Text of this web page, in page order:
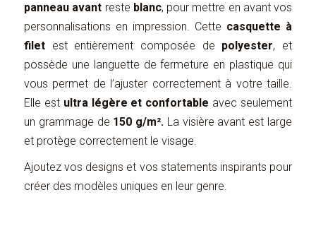
panneau avant reste blanc, pour mettre en avant vos
personnalisations en impression. Cette casquette à
filet est entièrement composée de polyester, et
possède une languette de fermeture en plastique qui
vous permet de l’ajuster correctement à votre taille.
Elle est ultra légère et confortable avec seulement
un grammage de 150 g/m². La visière avant est large
et protège correctement le visage.
Ajoutez vos designs et vos statements inspirants pour
créer des modèles uniques en leur genre.